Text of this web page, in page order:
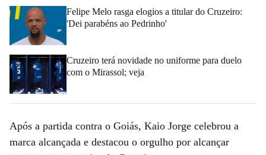
Felipe Melo rasga elogios a titular do Cruzeiro:
'Dei parabéns ao Pedrinho'
Cruzeiro terá novidade no uniforme para duelo
com o Mirassol; veja
Após a partida contra o Goiás, Kaio Jorge celebrou a
marca alcançada e destacou o orgulho por alcançar